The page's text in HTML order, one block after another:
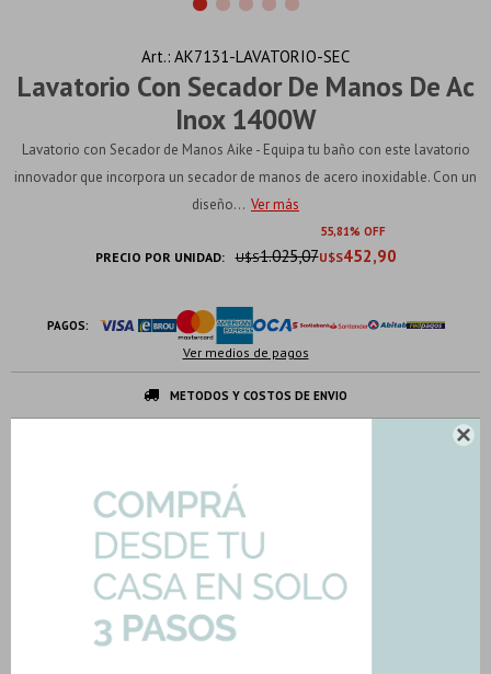

Lavatorio Con Secador De Manos De Ac
Inox 1400W
AK7131-LAVATORIO-SEC
Lavatorio con Secador de Manos Aike - Equipa tu baño con este lavatorio
innovador que incorpora un secador de manos de acero inoxidable. Con un
diseño... Ver más
55 81
PRECIO POR UNIDAD: U$S452,90
U$S1.025,07
PAGOS:
Ver medios de pagos
METODOS Y COSTOS DE ENVIO
DESCRIPCION Y CARACTERISTICAS
Productos que te pueden interesar